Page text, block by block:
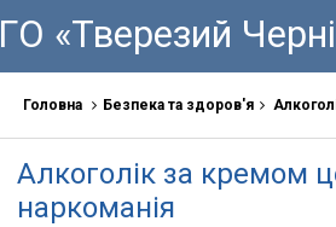
ГО «Тверезий
Головна Безпека та здоров'я
Алкоголік за кремом
наркоманія